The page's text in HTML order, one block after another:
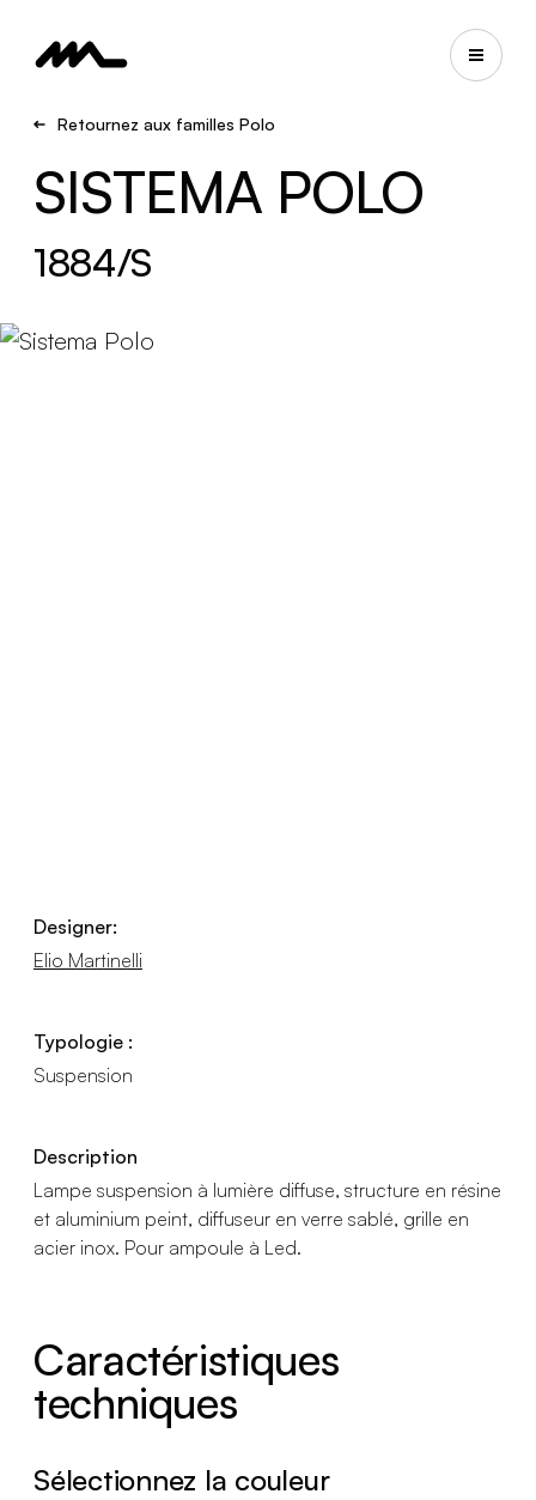
Retournez aux familles Polo
SISTEMA POLO
1884/S
Designer:
Elio Martinelli
Typologie :
Suspension
Description
Lampe suspension à lumière diffuse, structure en résine
et aluminium peint, diffuseur en verre sablé, grille en
acier inox. Pour ampoule à Led.
Caractéristiques
techniques
Sélectionnez la couleur